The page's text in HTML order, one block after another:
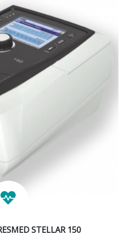
STELLAR 150